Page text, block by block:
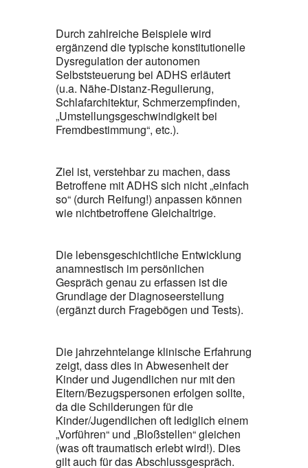
Durch zahlreiche Beispiele wird
ergänzend die typische konstitutionelle
Dysregulation der autonomen
Selbststeuerung bei ADHS erläutert
(u.a. Nähe-Distanz-Regulierung,
Schlafarchitektur, Schmerzempfinden,
„Umstellungsgeschwindigkeit bei
Fremdbestimmung“, etc.).
Ziel ist, verstehbar zu machen, dass
Betroffene mit ADHS sich nicht „einfach
so“ (durch Reifung!) anpassen können
wie nichtbetroffene Gleichaltrige.
Die lebensgeschichtliche Entwicklung
anamnestisch im persönlichen
Gespräch genau zu erfassen ist die
Grundlage der Diagnoseerstellung
(ergänzt durch Fragebögen und Tests).
Die jahrzehntelange klinische Erfahrung
zeigt, dass dies in Abwesenheit der
Kinder und Jugendlichen nur mit den
Eltern/Bezugspersonen erfolgen sollte,
da die Schilderungen für die
Kinder/Jugendlichen oft lediglich einem
„Vorführen“ und „Bloßstellen“ gleichen
(was oft traumatisch erlebt wird!). Dies
gilt auch für das Abschlussgespräch.